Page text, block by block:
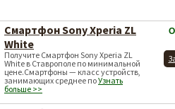
Смартфон Sony Xperia ZL
White
Получите Смартфон Sony Xperia ZL
White в Ставрополе по минимальной
цене.Смартфоны — класс устройств,
занимающих среднее поУзнать
больше >>